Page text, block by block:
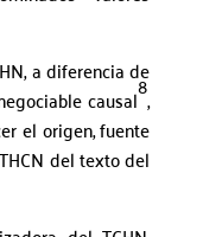
a diferencia de
causal8,
el origen, fuente
del texto del